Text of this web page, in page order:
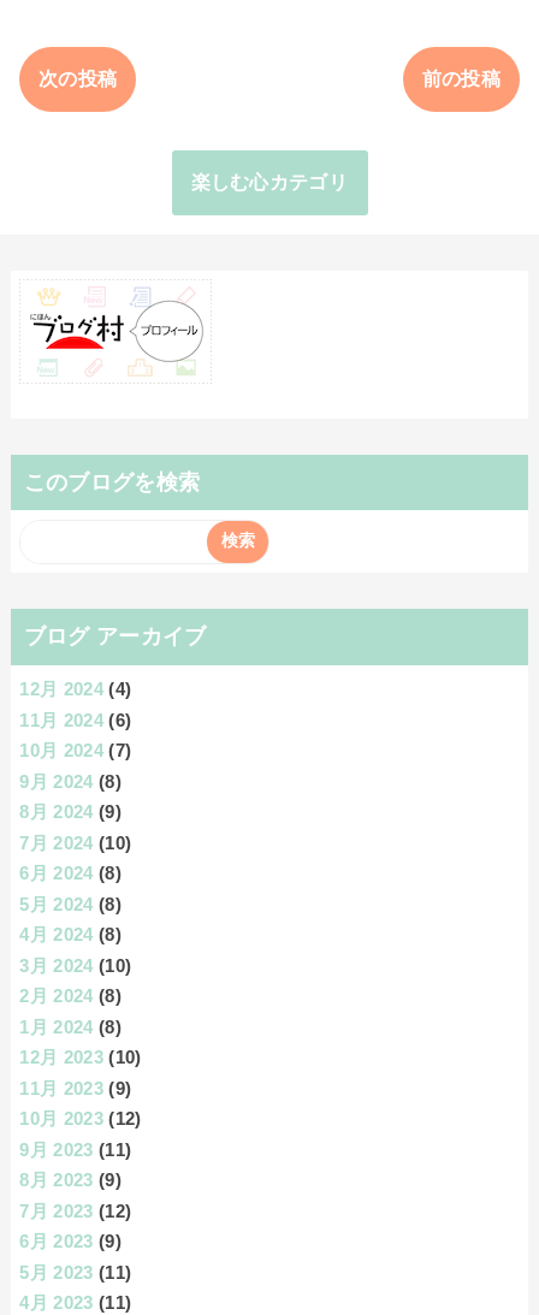
次の投稿 前の投稿
楽しむ心カテゴリ
このブログを検索
ブログ アーカイブ
12月 2024 (4)
11月 2024 (6)
10月 2024 (7)
9月 2024 (8)
8月 2024 (9)
7月 2024 (10)
6月 2024 (8)
5月 2024 (8)
4月 2024 (8)
3月 2024 (10)
2月 2024 (8)
1月 2024 (8)
12月 2023 (10)
11月 2023 (9)
10月 2023 (12)
9月 2023 (11)
8月 2023 (9)
7月 2023 (12)
6月 2023 (9)
5月 2023 (11)
4月 2023 (11)